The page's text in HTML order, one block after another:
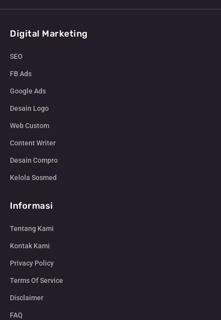
Digital Marketing
SEO
FB Ads
Google Ads
Desain Logo
Web Custom
Content Writer
Desain Compro
Kelola Sosmed
Informasi
Tentang Kami
Kontak Kami
Privacy Policy
Terms Of Service
Disclaimer
FAQ